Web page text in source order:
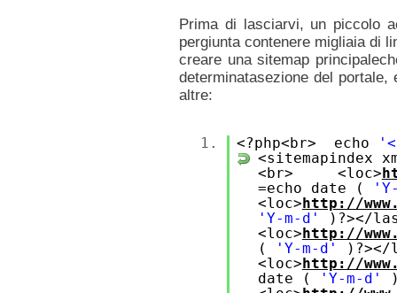
Prima di lasciarvi, un piccolo
pergiunta contenere migliaia di
creare una sitemap
determinatasezione del
altre:
1. <?php<br> echo
<sitemapindex
<br> <loc>
=echo date (
<loc>http://
'Y-m-d'
)?></
<loc>http://
(
'Y-m-d'
<loc>http://
date (
'Y-m-d'